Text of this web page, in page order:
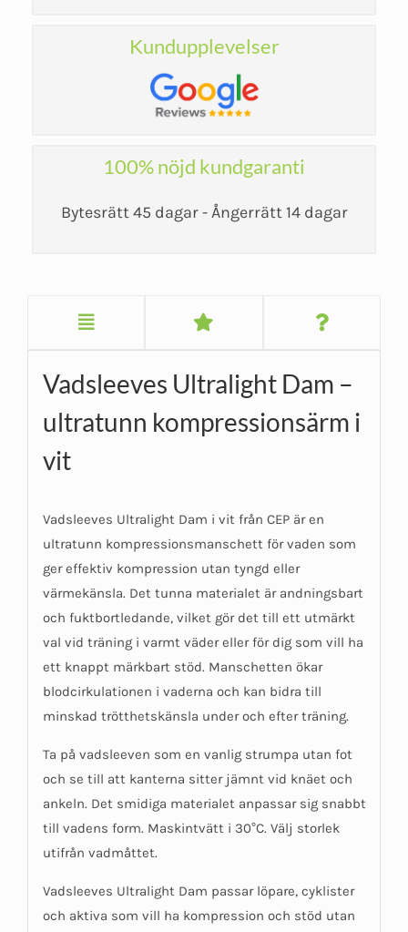
Kundupplevelser
100% nöjd kundgaranti
Bytesrätt 45 dagar - Ångerrätt 14 dagar
Vadsleeves Ultralight Dam –
ultratunn kompressionsärm i
vit
Vadsleeves Ultralight Dam i vit från CEP är en
ultratunn kompressionsmanschett för vaden som
ger effektiv kompression utan tyngd eller
värmekänsla. Det tunna materialet är andningsbart
och fuktbortledande, vilket gör det till ett utmärkt
val vid träning i varmt väder eller för dig som vill ha
ett knappt märkbart stöd. Manschetten ökar
blodcirkulationen i vaderna och kan bidra till
minskad trötthetskänsla under och efter träning.
Ta på vadsleeven som en vanlig strumpa utan fot
och se till att kanterna sitter jämnt vid knäet och
ankeln. Det smidiga materialet anpassar sig snabbt
till vadens form. Maskintvätt i 30°C. Välj storlek
utifrån vadmåttet.
Vadsleeves Ultralight Dam passar löpare, cyklister
och aktiva som vill ha kompression och stöd utan